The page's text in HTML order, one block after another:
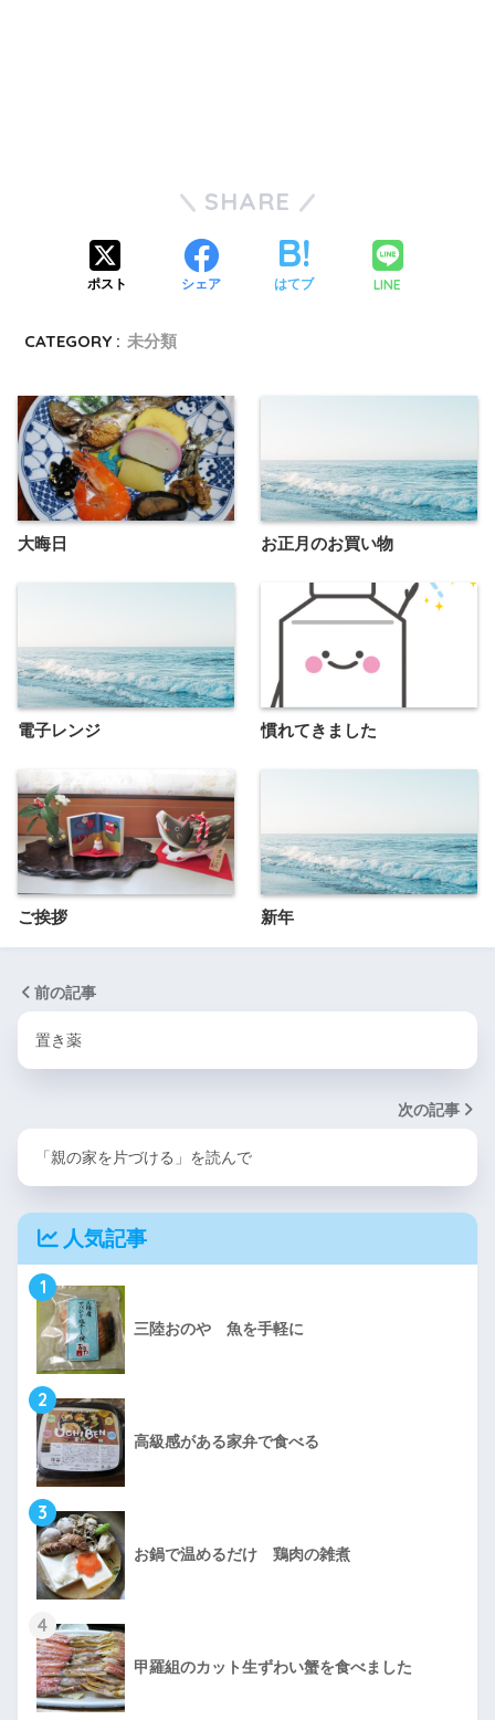
SHARE
ポスト シェア はてブ LINE
CATEGORY : 未分類
大晦日 お正月のお買い物
電子レンジ 慣れてきました
ご挨拶 新年
前の記事
置き薬
次の記事
「親の家を片づける」を読んで
人気記事
1
三陸おのや 魚を手軽に
2
高級感がある家弁で食べる
3
お鍋で温めるだけ 鶏肉の雑煮
4
甲羅組のカット生ずわい蟹を食べました